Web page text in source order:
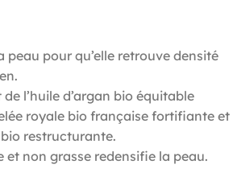
pour qu’elle retrouve densité
l’huile d’argan bio équitable
royale bio française fortifiante et
restructurante.
et non grasse redensifie la peau.